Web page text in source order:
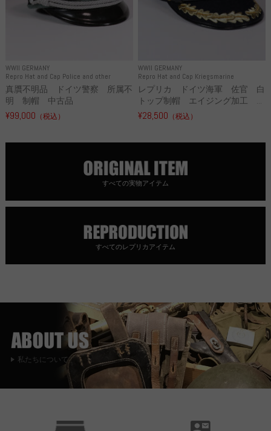
WWII GERMANY
Repro Hat and Cap Police and other
真贋不明品 ドイツ警察 所属不
明 制帽 中古品
¥99,000 （税込）
WWII GERMANY
Repro Hat and Cap Kriegsmarine
レプリカ ドイツ海軍 佐官 白
トップ制帽 エイジング加工 ...
¥28,500 （税込）
すべての実物アイテム
すべてのレプリカアイテム
私たちについて